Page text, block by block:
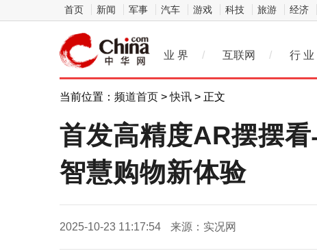
首页 新闻 军事 汽车 游戏 科技 旅游 经济
业 界 / 互联网 / 行 业
当前位置： 频道首页 >快讯 > 正文
首发高精度AR摆摆
智慧购物新体验
2025-10-23 11:17:54 来源：实况网